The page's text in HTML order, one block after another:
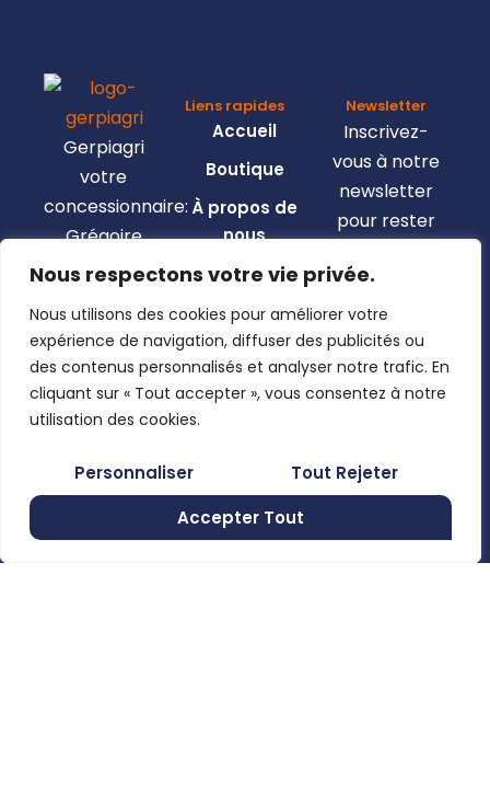
Nous respectons votre vie privée.
Nous utilisons des cookies pour améliorer votre
expérience de navigation, diffuser des publicités ou
des contenus personnalisés et analyser notre trafic. En
cliquant sur « Tout accepter », vous consentez à notre
utilisation des cookies.
Personnaliser
Tout Rejeter
Accepter Tout
Gerpiagri
votre
concessionnaire:
Grégoire
Besson,
Claas,
Josking,
Wacker
Neuson,
Clemens, …
Moncheret
Gerpinnes,
Liens rapides
Accueil
Boutique
À propos de
nous
Nous
Mon compte
Pages légales
Mentions
confidentialité
Conditions
générales de
Newsletter
Inscrivez-
vous à notre
newsletter
pour rester
toutes les
nouveautés.
vous
stockage et